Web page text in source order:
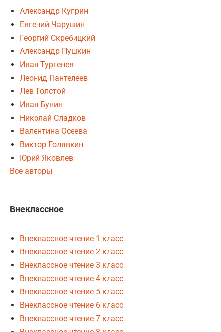
Александр Куприн
Евгений Чарушин
Георгий Скребицкий
Александр Пушкин
Иван Тургенев
Леонид Пантелеев
Лев Толстой
Иван Бунин
Николай Сладков
Валентина Осеева
Виктор Голявкин
Юрий Яковлев
Все авторы
Внеклассное
Внеклассное чтение 1 класс
Внеклассное чтение 2 класс
Внеклассное чтение 3 класс
Внеклассное чтение 4 класс
Внеклассное чтение 5 класс
Внеклассное чтение 6 класс
Внеклассное чтение 7 класс